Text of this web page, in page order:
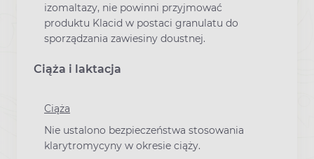
izomaltazy, nie powinni przyjmować
produktu Klacid w postaci granulatu do
sporządzania zawiesiny doustnej.
Ciąża i laktacja
Ciąża
Nie ustalono bezpieczeństwa stosowania
klarytromycyny w okresie ciąży.